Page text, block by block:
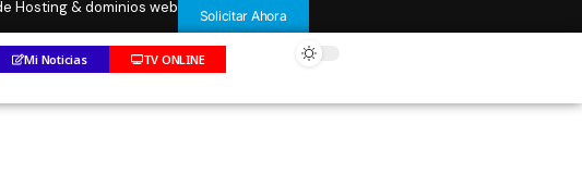
Hosting & dominios web Solicitar Ahora
Mi Noticias TV ONLINE